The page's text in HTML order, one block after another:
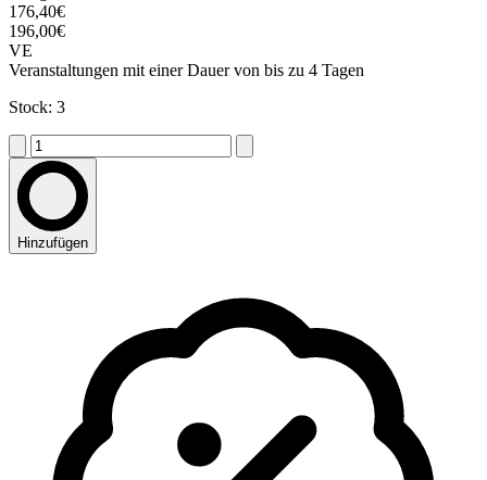
176,40€
196,00€
VE
Veranstaltungen mit einer Dauer von bis zu 4 Tagen
Stock: 3
Hinzufügen